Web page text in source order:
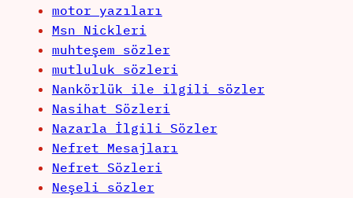
motor yazıları
Msn Nickleri
muhteşem sözler
mutluluk sözleri
Nankörlük ile ilgili sözler
Nasihat Sözleri
Nazarla İlgili Sözler
Nefret Mesajları
Nefret Sözleri
Neşeli sözler